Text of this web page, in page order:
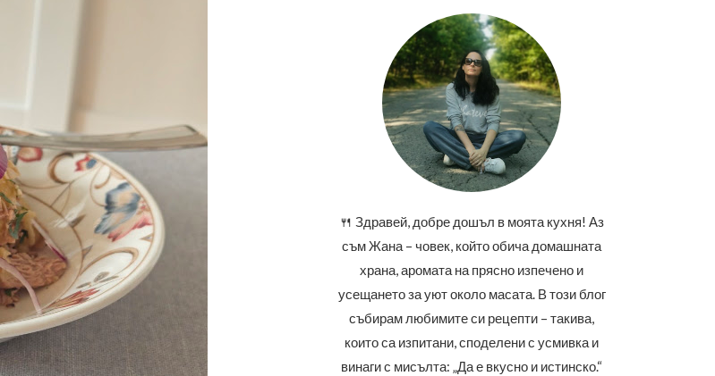
🍴 Здравей, добре дошъл в моята кухня! Аз
съм Жана – човек, който обича домашната
храна, аромата на прясно изпечено и
усещането за уют около масата. В този блог
събирам любимите си рецепти – такива,
които са изпитани, споделени с усмивка и
винаги с мисълта: „Да е вкусно и истинско.“